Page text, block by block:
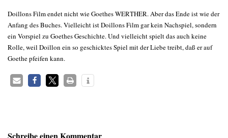
Doillons Film endet nicht wie Goethes WERTHER. Aber das Ende ist wie der
Anfang des Buches. Vielleicht ist Doillons Film gar kein Nachspiel, sondern
ein Vorspiel zu Goethes Geschichte. Und vielleicht spielt das auch keine
Rolle, weil Doillon ein so geschicktes Spiel mit der Liebe treibt, daß er auf
Goethe pfeifen kann.